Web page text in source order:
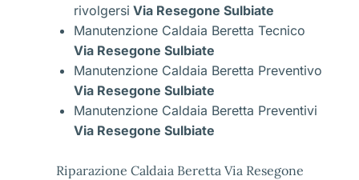
rivolgersi Via Resegone Sulbiate
Manutenzione Caldaia Beretta Tecnico
Via Resegone Sulbiate
Manutenzione Caldaia Beretta Preventivo
Via Resegone Sulbiate
Manutenzione Caldaia Beretta Preventivi
Via Resegone Sulbiate
Riparazione Caldaia Beretta Via Resegone